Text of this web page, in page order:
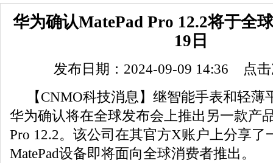
华为确认MatePad Pro 12.2将于全
19日
发布日期：2024-09-09 14:36 点
【CNMO科技消息】继智能手表和轻薄
华为确认将在全球发布会上推出另一款产
Pro 12.2。该公司在其官方X账户上分享了
MatePad设备即将面向全球消费者推出。